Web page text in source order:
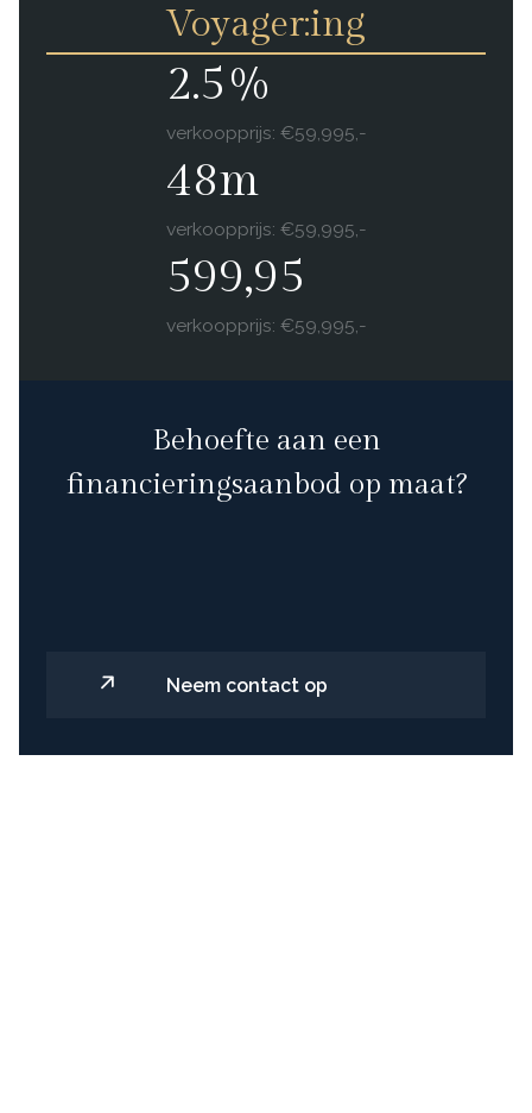
Voyager:ing
2.5%
verkoopprijs: €59,995,-
48m
verkoopprijs: €59,995,-
599,95
verkoopprijs: €59,995,-
Behoefte aan een
financieringsaanbod op maat?
Neem contact op